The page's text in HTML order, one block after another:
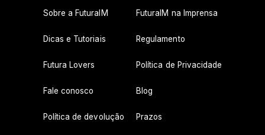
Sobre a FuturaIM FuturaIM na Imprensa
Dicas e Tutoriais Regulamento
Futura Lovers Política de Privacidade
Fale conosco Blog
Política de devolução Prazos